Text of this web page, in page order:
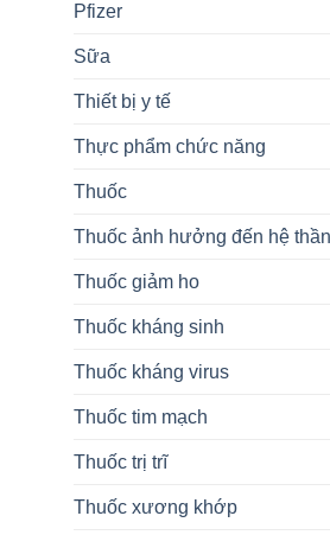
Pfizer
Sữa
Thiết bị y tế
Thực phẩm chức năng
Thuốc
Thuốc ảnh hưởng đến hệ
Thuốc giảm ho
Thuốc kháng sinh
Thuốc kháng virus
Thuốc tim mạch
Thuốc trị trĩ
Thuốc xương khớp